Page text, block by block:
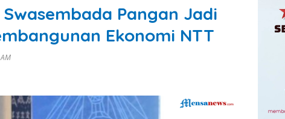
Pangan Jadi
Ekonomi NTT